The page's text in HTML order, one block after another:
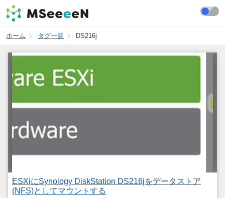
ホーム タグ一覧 DS216j
ESXiにSynology DiskStation DS216jをデータストア
(NFS)としてマウントする